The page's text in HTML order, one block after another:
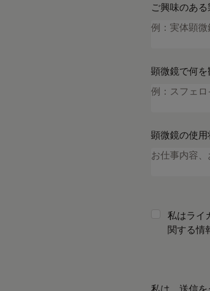
ご興味のあ
顕微鏡で何を
顕微鏡の使
私はライ
関する情
私は、送信